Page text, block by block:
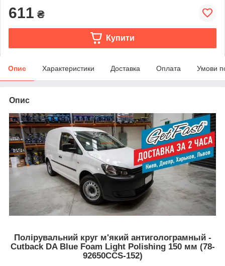
611 ₴
Купити
Опис Характеристики Доставка Оплата Умови
Опис
Полірувальний круг м'який антиголограмный -
Сutback DA Blue Foam Light Polishing 150 мм (78-
92650CCS-152)